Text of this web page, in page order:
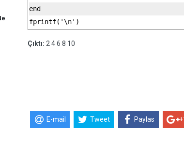
end
fprintf('\n')
Çıktı: 2 4 6 8 10
E-mail Tweet Paylas